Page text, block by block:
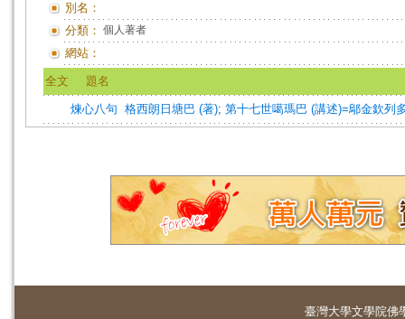
別名：
分類： 個人著者
網站：
全文 題名
煉心八句 格西朗日塘巴 (著); 第十七世噶瑪巴 (講述)=鄔金欽列
臺灣大學文學院佛